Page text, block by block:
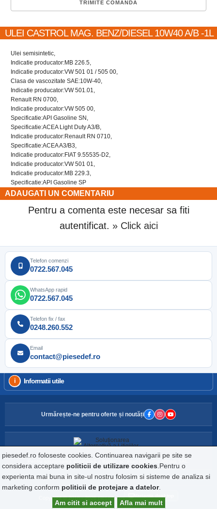
ULEI CASTROL MAG. BENZ/DIESEL 10W40 A/B -1L
Ulei semisintetic,
Indicatie producator:MB 226.5,
Indicatie producator:VW 501 01 / 505 00,
Clasa de vascozitate SAE:10W-40,
Indicatie producator:VW 501.01,
Renault RN 0700,
Indicatie producator:VW 505 00,
Specificatie:API Gasoline SN,
Specificatie:ACEA Light Duty A3/B,
Indicatie producator:Renault RN 0710,
Specificatie:ACEA A3/B3,
Indicatie producator:FIAT 9.55535-D2,
Indicatie producator:VW 501 01,
Indicatie producator:MB 229.3,
Specificatie:API Gasoline SP
ADAUGATI UN COMENTARIU
Pentru a comenta este necesar sa fiti
autentificat. » Click aici
Telefon comenzi
0722.567.045
WhatsApp rapid
0722.567.045
Telefon fix / fax
0248.260.552
Email
contact@piesedef.ro
Informatii utile
Urmărește-ne pentru oferte și noutăți
Website detinut de DEF IMPORT EXPORT S.R.L., CIF: RO160729, Reg.Com: J03/2242/1992
Copyright © 2018 - 2026 piesedef.ro Varianta desktop
piesedef.ro foloseste cookies. Continuarea navigarii pe site se
considera acceptare politicii de utilizare cookies .Pentru o
experienta mai buna in site-ul nostru folosim si sisteme de analiza si
marketing conform politicii de protejare a datelor.
Am citit si accept
Afla mai mult